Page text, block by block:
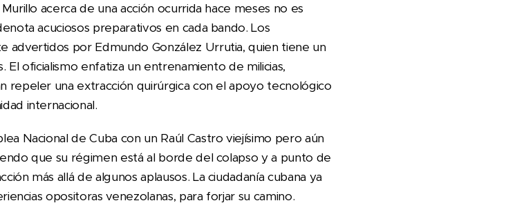
acerca de una acción ocurrida hace meses no es
acuciosos preparativos en cada bando. Los
advertidos por Edmundo González Urrutia, quien tiene un
oficialismo enfatiza un entrenamiento de milicias,
repeler una extracción quirúrgica con el apoyo tecnológico
internacional.
Nacional de Cuba con un Raúl Castro viejísimo pero aún
que su régimen está al borde del colapso y a punto de
más allá de algunos aplausos. La ciudadanía cubana ya
opositoras venezolanas, para forjar su camino.